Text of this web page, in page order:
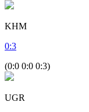
KHM
0:3
(0:0 0:0 0:3)
UGR